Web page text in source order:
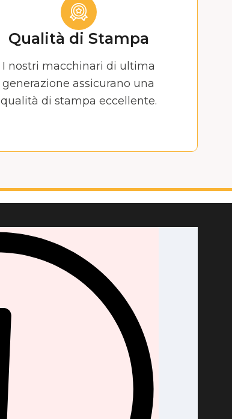
Qualità di Stampa
I nostri macchinari di ultima
generazione assicurano una
qualità di stampa eccellente.